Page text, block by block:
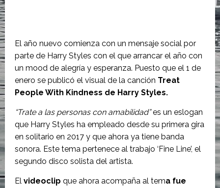
El año nuevo comienza con un mensaje social por
parte de Harry Styles con el que arrancar el año con
un mood de alegría y esperanza. Puesto que el 1 de
enero se publicó el visual de la canción Treat
People With Kindness de Harry Styles.
“Trate a las personas con amabilidad”es un eslogan
que Harry Styles ha empleado desde su primera gira
en solitario en 2017 y que ahora ya tiene banda
sonora. Este tema pertenece al trabajo ‘Fine Line’, el
segundo disco solista del artista.
El videoclip que ahora acompaña al tema fue